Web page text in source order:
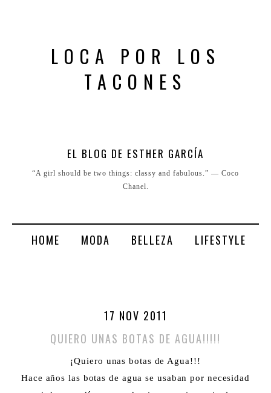
LOCA POR LOS
TACONES
EL BLOG DE ESTHER GARCÍA
“A girl should be two things: classy and fabulous.” ― Coco
Chanel.
HOME MODA BELLEZA LIFESTYLE
17 NOV 2011
QUIERO UNAS BOTAS DE AGUA!!!!!
¡Quiero unas botas de Agua!!!
Hace años las botas de agua se usaban por necesidad